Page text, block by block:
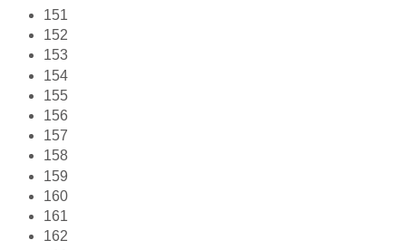
151
152
153
154
155
156
157
158
159
160
161
162